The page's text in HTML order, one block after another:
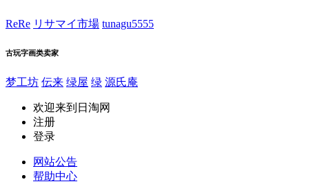
ReRe リサマイ市場 tunagu5555
古玩字画类卖家
梦工坊 伝来 绿屋 绿 源氏庵
欢迎来到日淘网
注册
登录
网站公告
帮助中心